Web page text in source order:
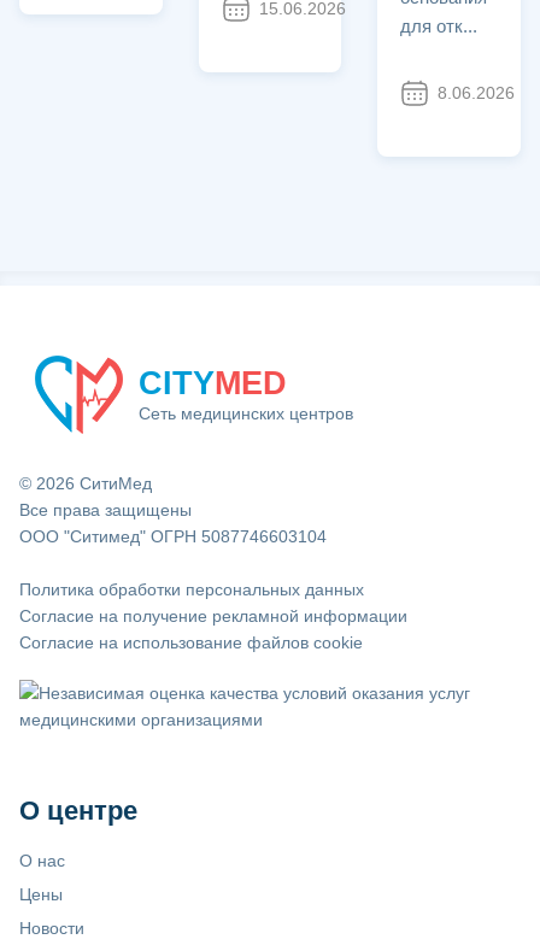
15.06.2026 812
для отк...
8.06.2026
CITYMED
Сеть медицинских центров
© 2026 СитиМед
Все права защищены
ООО "Ситимед" ОГРН 5087746603104
Политика обработки персональных данных
Согласие на получение рекламной информации
Согласие на использование файлов cookie
О центре
О нас
Цены
Новости